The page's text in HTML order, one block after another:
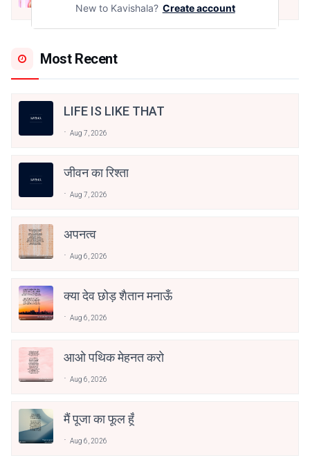
Dec 24, 2021
Most Recent
LIFE IS LIKE THAT
Aug 7, 2026
जीवन का रिश्ता
Aug 7, 2026
अपनत्व
Aug 6, 2026
क्या देव छोड़ शैतान मनाऊँ
Aug 6, 2026
आओ पथिक मेहनत करो
Aug 6, 2026
मैं पूजा का फूल हूँ
Aug 6, 2026
New to Kavishala? Create account